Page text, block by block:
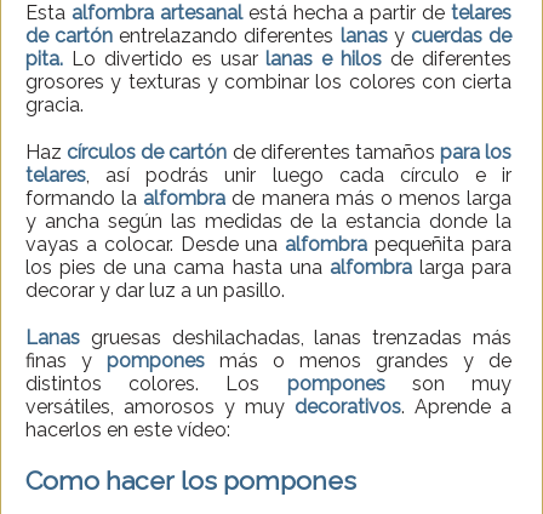
Esta alfombra artesanal está hecha a partir de telares
de cartónentrelazando diferentes lanasy cuerdas de
pita. Lo divertido es usarlanas e hilosde diferentes
grosores y texturas y combinar los colores con cierta
gracia.
Haz círculos de cartón de diferentes tamaños para los
telares, así podrás unir luego cada círculo e ir
formando la alfombra de manera más o menos larga
y ancha según las medidas de la estancia donde la
vayas a colocar. Desde una alfombra pequeñita para
los pies de una cama hasta una alfombralarga para
decorar y dar luz a un pasillo.
Lanas gruesas deshilachadas, lanas trenzadas más
finas y pompones más o menos grandes y de
distintos colores. Los pomponesson muy
versátiles, amorosos y muy decorativos. Aprende a
hacerlos en este vídeo:
Como hacer los pompones